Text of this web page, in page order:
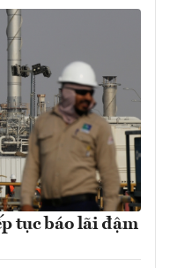
tục báo lãi đậm